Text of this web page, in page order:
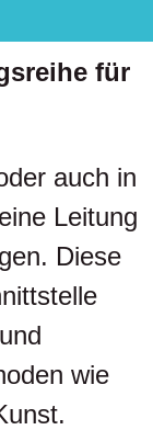
für
auch in
Leitung
Diese
wie